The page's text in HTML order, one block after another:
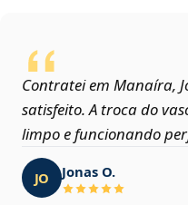
Contratei em Manaíra,
satisfeito. A troca do
limpo e funcionando
JO Jonas O.